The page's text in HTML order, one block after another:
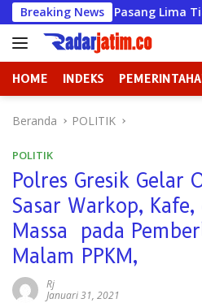
Langsung
ke
konten
Breaking News
Pasang Lima Tiang
HOME INDEKS
Beranda POLITIK
POLITIK
Polres Gresik Gelar
Sasar Warkop,
Massa pada
Malam PPKM,
Rj
Januari 31, 2021